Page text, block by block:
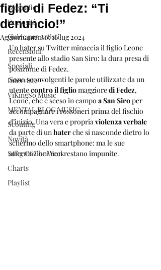
Biografie
Curiosità
Guide per Artisti
Recensioni
Speciali
Interviste
ViKingSo Music
MENTAL BLOG MUSIC
Scouting
Novità
Song Of The Week
Charts
Playlist
figlio di Fedez: “Ti
denuncio!”
Aggiornamento:16 lug 2024
Un hater su Twitter minaccia il figlio Leone
presente allo stadio San Siro: la dura presa di
posizione di Fedez.
Sono sconvolgenti le parole utilizzate da un
utente contro il figlio maggiore di Fedez,
Leone, che è sceso in campo a San Siro per
accompagnare i rossoneri prima del fischio
d’inizio. Una vera e propria violenza verbale
da parte di un hater che si nasconde dietro lo
schermo dello smartphone: ma le sue
affermazioni non restano impunite.